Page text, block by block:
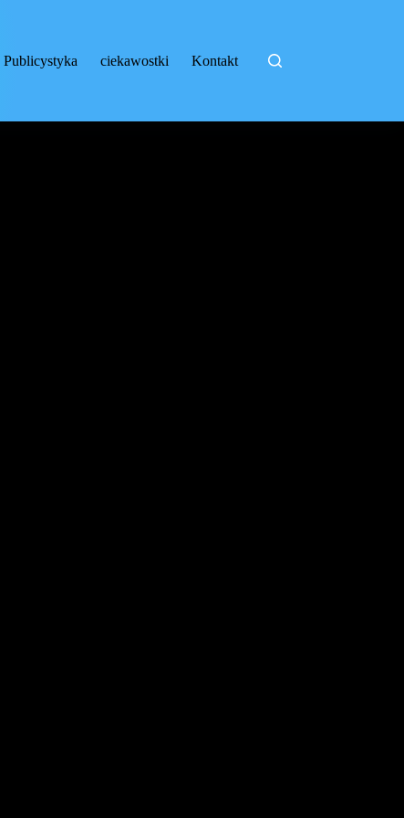
Publicystyka ciekawostki Kontakt